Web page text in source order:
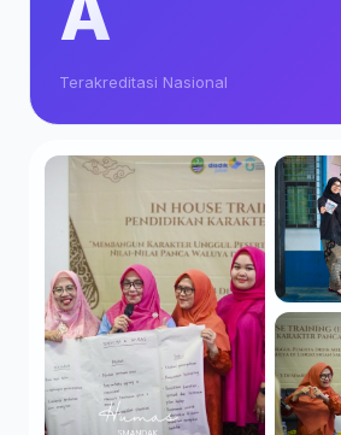
Terakreditasi Nasional